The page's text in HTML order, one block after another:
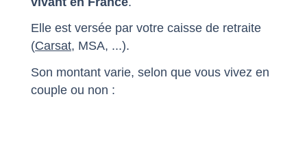
Elle est versée par votre caisse de retraite
(Carsat, MSA, ...).
Son montant varie, selon que vous vivez en
couple ou non :